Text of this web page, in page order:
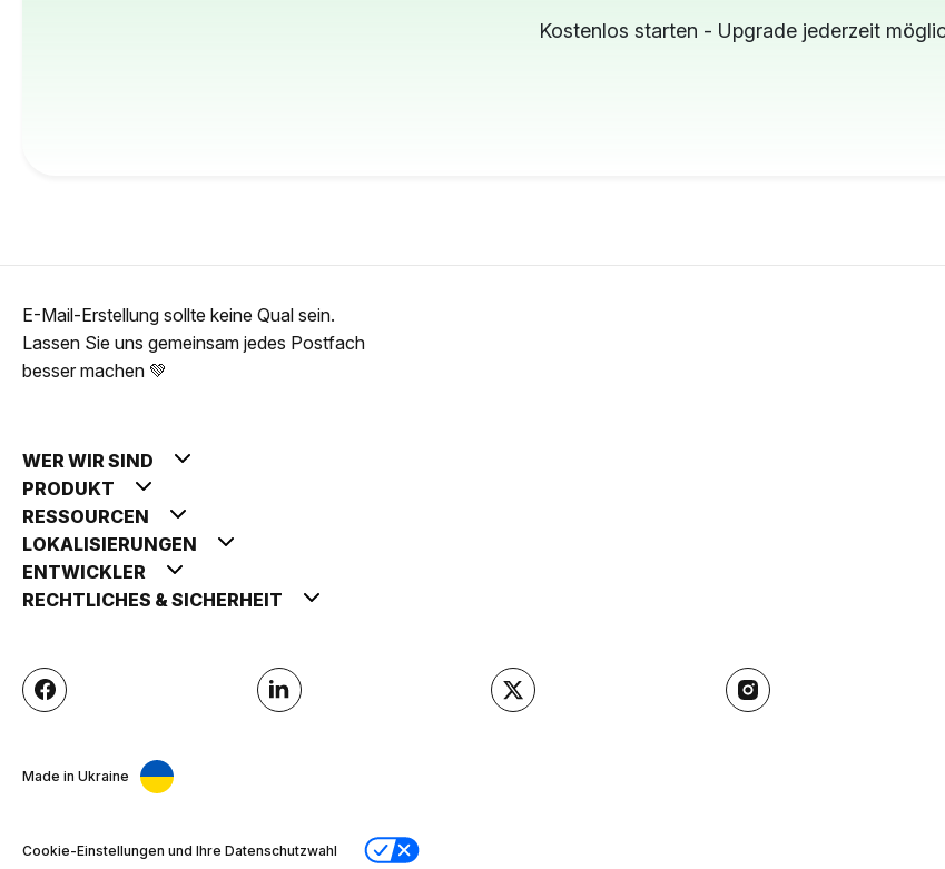
Kostenlos starten - Upgrade jederzeit
E-Mail-Erstellung sollte keine Qual sein.
Lassen Sie uns gemeinsam jedes Postfach
besser machen 💚
WER WIR SIND
PRODUKT
RESSOURCEN
LOKALISIERUNGEN
ENTWICKLER
RECHTLICHES & SICHERHEIT
Made in Ukraine
Cookie-Einstellungen und Ihre Datenschutzwahl